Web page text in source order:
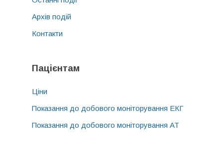
Архів подій
Контакти
Пацієнтам
Ціни
Показання до добового моніторування ЕКГ
Показання до добового моніторування АТ